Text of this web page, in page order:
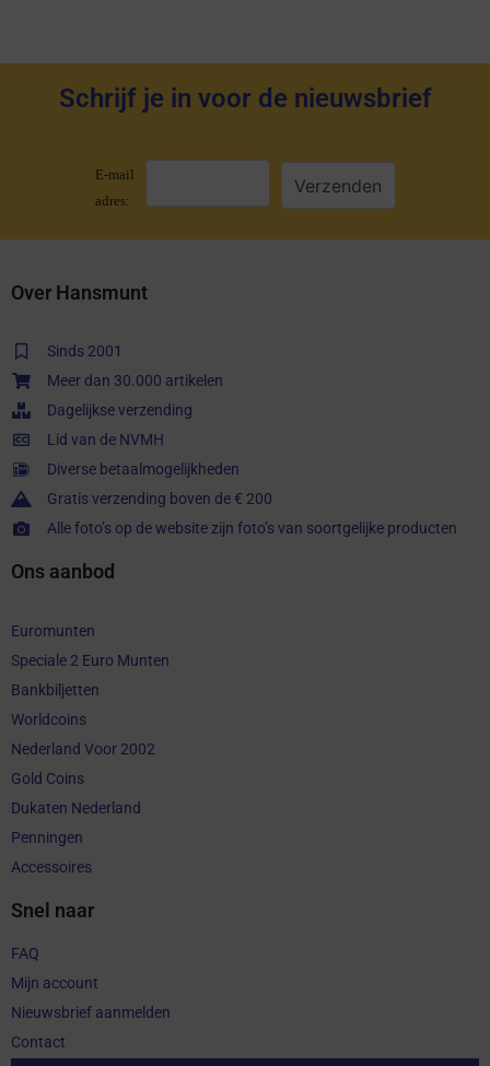
Schrijf je in voor de nieuwsbrief
E-mail
adres:
Over Hansmunt
Sinds 2001
Meer dan 30.000 artikelen
Dagelijkse verzending
Lid van de NVMH
Diverse betaalmogelijkheden
Gratis verzending boven de € 200
Alle foto’s op de website zijn foto’s van soortgelijke producten
Ons aanbod
Euromunten
Speciale 2 Euro Munten
Bankbiljetten
Worldcoins
Nederland Voor 2002
Gold Coins
Dukaten Nederland
Penningen
Accessoires
Snel naar
FAQ
Mijn account
Nieuwsbrief aanmelden
Contact